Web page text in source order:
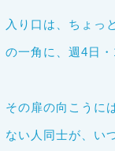
入り口は、ちょっ
の一角に、週4日
その扉の向こうに
ない人同士が、い